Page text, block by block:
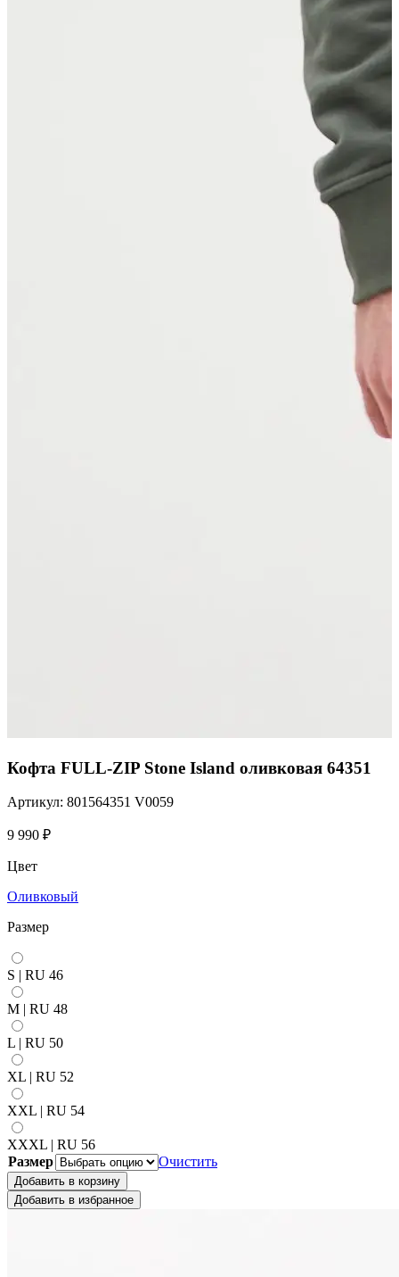
Кофта FULL-ZIP Stone Island оливковая 64351
Артикул: 801564351 V0059
9 990 ₽
Цвет
Оливковый
Размер
S | RU 46
M | RU 48
L | RU 50
XL | RU 52
XXL | RU 54
XXXL | RU 56
Размер
Очистить
Добавить в корзину
Добавить в избранное